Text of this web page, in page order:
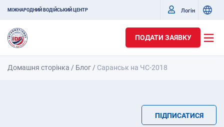
МІЖНАРОДНИЙ ВОДІЙСЬКИЙ ЦЕНТР Логін
ПОДАТИ ЗАЯВКУ
Домашня сторінка / Блог / Саранськ на ЧС-2018
ПІДПИСАТИСЯ